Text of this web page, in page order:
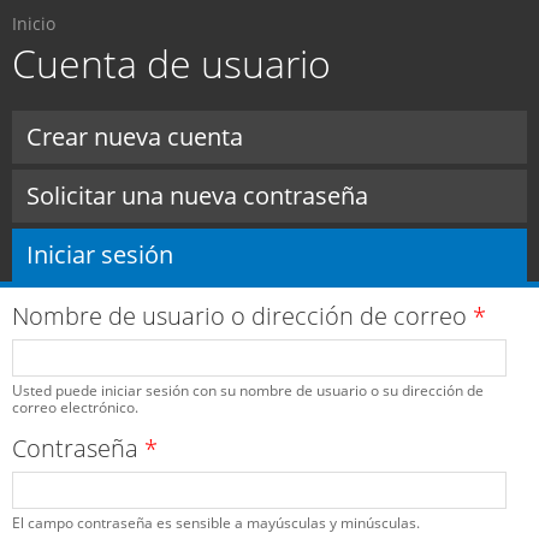
principal
Usted está aquí
Inicio
Cuenta de usuario
Crear nueva cuenta
Solicitar una nueva contraseña
Iniciar sesión
Nombre de usuario o dirección de correo *
Usted puede iniciar sesión con su nombre de usuario o su dirección de
correo electrónico.
Contraseña *
El campo contraseña es sensible a mayúsculas y minúsculas.